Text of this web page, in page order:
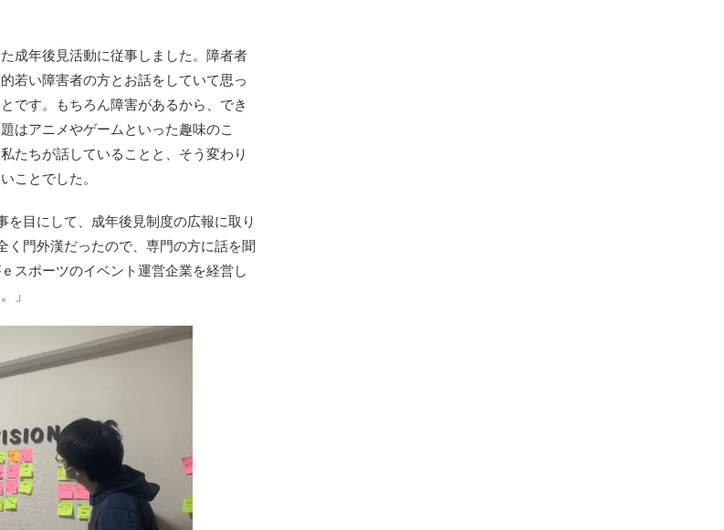
成年後見活動に従事しました。障者者
若い障害者の方とお話をしていて思っ
です。もちろん障害があるから、でき
はアニメやゲームといった趣味のこ
たちが話していることと、そう変わり
ことでした。
目にして、成年後見制度の広報に取り
く門外漢だったので、専門の方に話を聞
スポーツのイベント運営企業を経営し
」